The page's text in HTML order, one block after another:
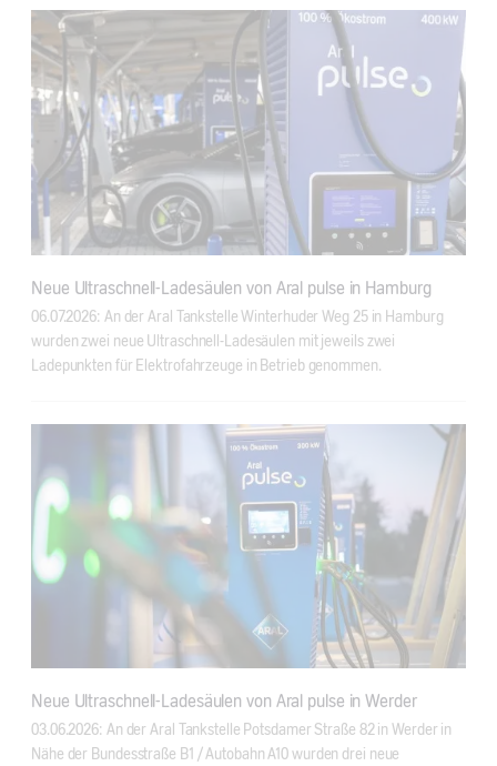
Neue Ultraschnell-Ladesäulen von Aral pulse in Hamburg
06.07.2026: An der Aral Tankstelle Winterhuder Weg 25 in Hamburg
wurden zwei neue Ultraschnell-Ladesäulen mit jeweils zwei
Ladepunkten für Elektrofahrzeuge in Betrieb genommen.
Neue Ultraschnell-Ladesäulen von Aral pulse in Werder
03.06.2026: An der Aral Tankstelle Potsdamer Straße 82 in Werder in
Nähe der Bundesstraße B1 / Autobahn A10 wurden drei neue